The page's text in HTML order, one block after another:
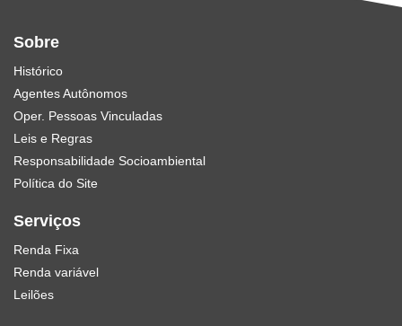
Sobre
Histórico
Agentes Autônomos
Oper. Pessoas Vinculadas
Leis e Regras
Responsabilidade Socioambiental
Política do Site
Serviços
Renda Fixa
Renda variável
Leilões